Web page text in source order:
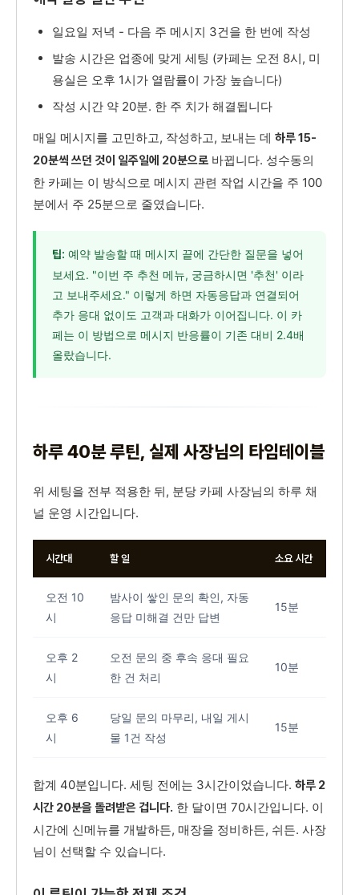
일요일 저녁 - 다음 주 메시지 3건을 한 번에 작성
발송 시간은 업종에 맞게 세팅 (카페는 오전 8시, 미
용실은 오후 1시가 열람률이 가장 높습니다)
작성 시간 약 20분. 한 주 치가 해결됩니다
매일 메시지를 고민하고, 작성하고, 보내는 데 하루 15-
20분씩 쓰던 것이 일주일에 20분으로 바뀝니다. 성수동의
한 카페는 이 방식으로 메시지 관련 작업 시간을 주 100
분에서 주 25분으로 줄였습니다.
팁: 예약 발송할 때 메시지 끝에 간단한 질문을 넣어
보세요. "이번 주 추천 메뉴, 궁금하시면 '추천' 이라
고 보내주세요." 이렇게 하면 자동응답과 연결되어
추가 응대 없이도 고객과 대화가 이어집니다. 이 카
페는 이 방법으로 메시지 반응률이 기존 대비 2.4배
올랐습니다.
하루 40분 루틴, 실제 사장님의 타임테이블
위 세팅을 전부 적용한 뒤, 분당 카페 사장님의 하루 채
널 운영 시간입니다.
시간대 할 일 소요 시간
오전 10
시
밤사이 쌓인 문의 확인, 자동
응답 미해결 건만 답변
15분
오후 2
시
오전 문의 중 후속 응대 필요
한 건 처리
10분
오후 6
시
당일 문의 마무리, 내일 게시
물 1건 작성
15분
합계 40분입니다. 세팅 전에는 3시간이었습니다. 하루 2
시간 20분을 돌려받은 겁니다. 한 달이면 70시간입니다. 이
시간에 신메뉴를 개발하든, 매장을 정비하든, 쉬든. 사장
님이 선택할 수 있습니다.